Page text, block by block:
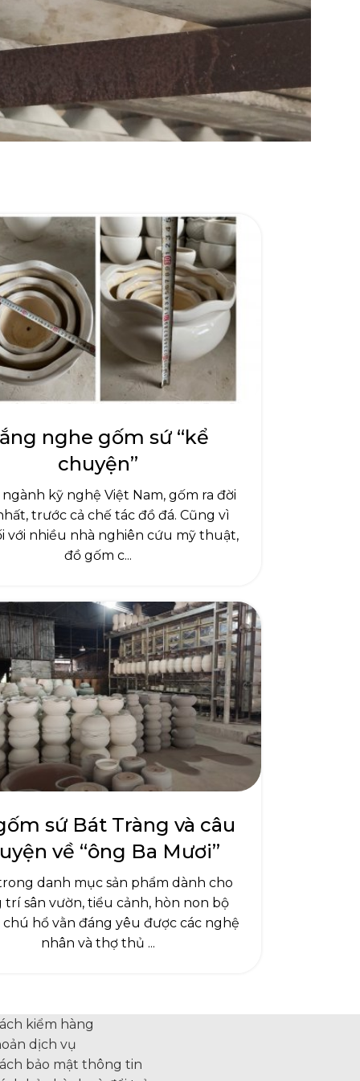
nghe gốm sứ “kể
chuyện”
kỹ nghệ Việt Nam, gốm ra đời
trước cả chế tác đồ đá. Cũng vì
với nhiều nhà nghiên cứu mỹ thuật,
đồ gốm c...
sứ Bát Tràng và câu
về “ông Ba Mươi”
danh mục sản phẩm dành cho
trí sân vườn, tiểu cảnh, hòn non bộ
hổ vằn đáng yêu được các nghệ
nhân và thợ thủ ...
kiểm hàng
dịch vụ
bảo mật thông tin